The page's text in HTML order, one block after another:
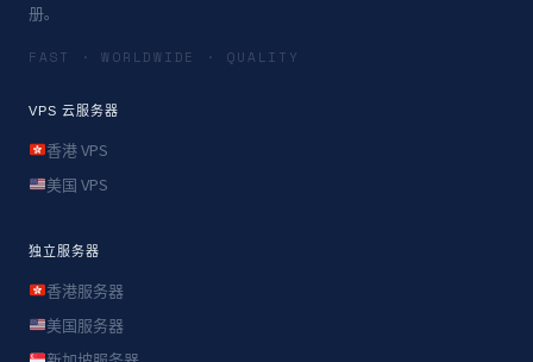
册。
FAST · WORLDWIDE · QUALITY
VPS 云服务器
香港 VPS
美国 VPS
独立服务器
香港服务器
美国服务器